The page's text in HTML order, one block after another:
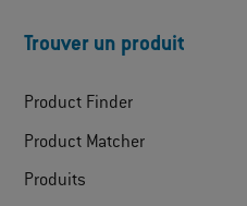
Trouver un produit
Product Finder
Product Matcher
Produits